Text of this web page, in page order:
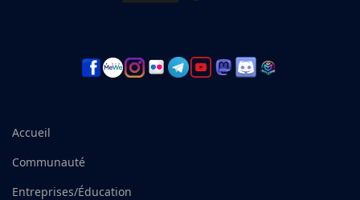
Accueil
Communauté
Entreprises/Éducation